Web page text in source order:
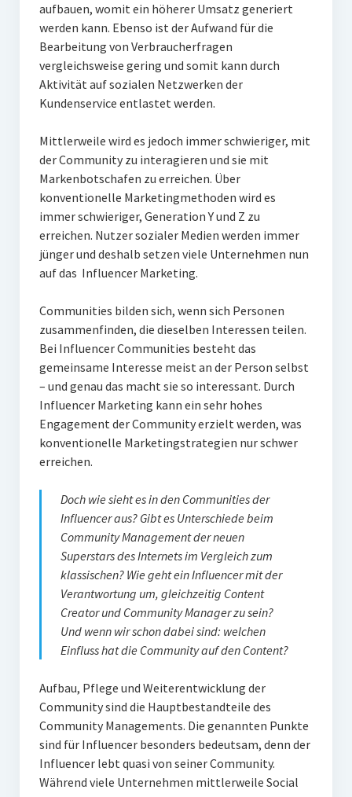
aufbauen, womit ein höherer Umsatz generiert
werden kann. Ebenso ist der Aufwand für die
Bearbeitung von Verbraucherfragen
vergleichsweise gering und somit kann durch
Aktivität auf sozialen Netzwerken der
Kundenservice entlastet werden.
Mittlerweile wird es jedoch immer schwieriger, mit
der Community zu interagieren und sie mit
Markenbotschafen zu erreichen. Über
konventionelle Marketingmethoden wird es
immer schwieriger, Generation Y und Z zu
erreichen. Nutzer sozialer Medien werden immer
jünger und deshalb setzen viele Unternehmen nun
auf das Influencer Marketing.
Communities bilden sich, wenn sich Personen
zusammenfinden, die dieselben Interessen teilen.
Bei Influencer Communities besteht das
gemeinsame Interesse meist an der Person selbst
– und genau das macht sie so interessant. Durch
Influencer Marketing kann ein sehr hohes
Engagement der Community erzielt werden, was
konventionelle Marketingstrategien nur schwer
erreichen.
Doch wie sieht es in den Communities der
Influencer aus? Gibt es Unterschiede beim
Community Management der neuen
Superstars des Internets im Vergleich zum
klassischen? Wie geht ein Influencer mit der
Verantwortung um, gleichzeitig Content
Creator und Community Manager zu sein?
Und wenn wir schon dabei sind: welchen
Einfluss hat die Community auf den Content?
Aufbau, Pflege und Weiterentwicklung der
Community sind die Hauptbestandteile des
Community Managements. Die genannten Punkte
sind für Influencer besonders bedeutsam, denn der
Influencer lebt quasi von seiner Community.
Während viele Unternehmen mittlerweile Social